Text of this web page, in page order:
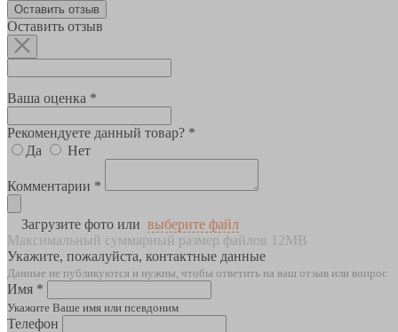
Оставить отзыв
Оставить отзыв
Ваша оценка *
Рекомендуете данный товар? *
Да
Нет
Комментарии *
Загрузите фото или выберите файл
Максимальный суммарный размер файлов 12MB
Укажите, пожалуйста, контактные данные
Данные не публикуются и нужны, чтобы ответить на ваш отзыв или вопрос
Имя *
Укажите Ваше имя или псевдоним
Телефон